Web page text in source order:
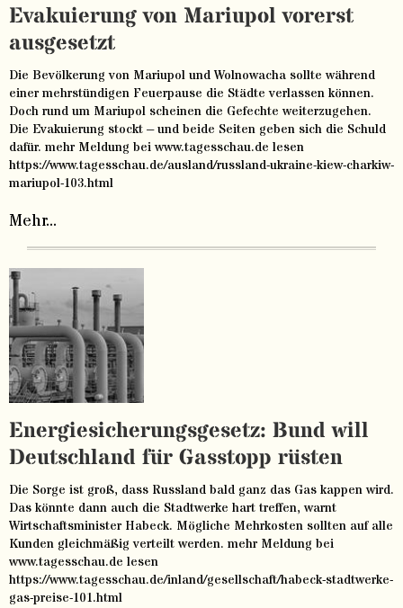
Evakuierung von Mariupol vorerst
ausgesetzt
Die Bevölkerung von Mariupol und Wolnowacha sollte während
einer mehrstündigen Feuerpause die Städte verlassen können.
Doch rund um Mariupol scheinen die Gefechte weiterzugehen.
Die Evakuierung stockt – und beide Seiten geben sich die Schuld
dafür. mehr Meldung bei www.tagesschau.de lesen
https://www.tagesschau.de/ausland/russland-ukraine-kiew-charkiw-
mariupol-103.html
Mehr...
Energiesicherungsgesetz: Bund will
Deutschland für Gasstopp rüsten
Die Sorge ist groß, dass Russland bald ganz das Gas kappen wird.
Das könnte dann auch die Stadtwerke hart treffen, warnt
Wirtschaftsminister Habeck. Mögliche Mehrkosten sollten auf alle
Kunden gleichmäßig verteilt werden. mehr Meldung bei
www.tagesschau.de lesen
https://www.tagesschau.de/inland/gesellschaft/habeck-stadtwerke-
gas-preise-101.html